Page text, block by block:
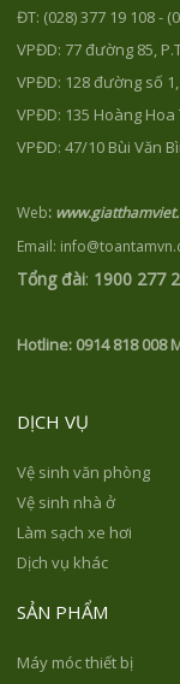
ĐT: (028) 377 19 108 -
VPĐD: 77 đường 85,
VPĐD: 128 đường số
VPĐD: 135 Hoàng
VPĐD: 47/10 Bùi Văn
Web:
Email:
Tổng đài: 1900 277
Hotline: 0914 818 008
DỊCH VỤ
Vệ sinh văn phòng
Vệ sinh nhà ở
Làm sạch xe hơi
Dịch vụ khác
SẢN PHẨM
Máy móc thiết bị